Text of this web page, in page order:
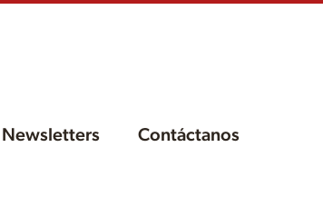
Newsletters Contáctanos